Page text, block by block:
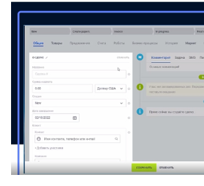
Смотреть проект